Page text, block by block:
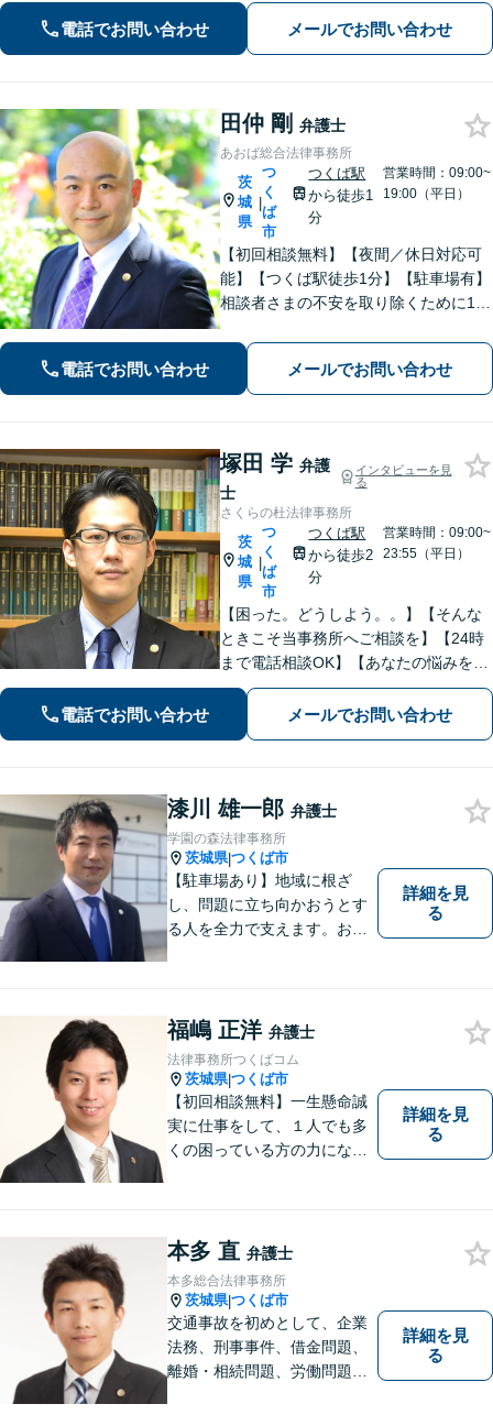
育費など幅広いトラブルに対応【相
続・遺言】残された借金・不動産に困
っていませんか？
電話でお問い合わせ メールでお問い合わせ
田仲 剛 弁護士
あおば総合法律事務所
茨
城
県
|
つ
く
ば
市
つくば駅
から徒歩1
分
営業時間：09:00~
19:00（平日）
【初回相談無料】【夜間／休日対応可
能】【つくば駅徒歩1分】【駐車場有】
相談者さまの不安を取り除くために1件
談者さまに寄り添った解決方法を提案
することを心がけています。まずはお
気軽にお問い合わせください。
電話でお問い合わせ メールでお問い合わせ
塚田 学 弁護
士
インタビューを見
る
さくらの杜法律事務所
茨
城
県
|
つ
く
ば
市
つくば駅
から徒歩2
分
営業時間：09:00~
23:55（平日）
【困った。どうしよう。。】【そんな
ときこそ当事務所へご相談を】【24時
まで電話相談OK】【あなたの悩みを聞
かせて下さい】財産分与、遺産分割、
交通事故、未払賃金、債権回収など解
決実績多数。ご相談内容にとことん向
電話でお問い合わせ メールでお問い合わせ
漆川 雄一郎 弁護士
学園の森法律事務所
茨城県|つくば市
【駐車場あり】地域に根ざ
し、問題に立ち向かおうとす
る人を全力で支えます。お困
詳細を見
る
福嶋 正洋 弁護士
法律事務所つくばコム
茨城県|つくば市
【初回相談無料】一生懸命誠
実に仕事をして、１人でも多
くの困っている方の力にな
事案かどうかも含め、私が親
切・丁寧にご対応致します。
ぜひご相談ください。
詳細を見
る
本多 直 弁護士
本多総合法律事務所
茨城県|つくば市
交通事故を初めとして、企業
法務、刑事事件、借金問題、
離婚・相続問題、労働問題そ
詳細を見
る